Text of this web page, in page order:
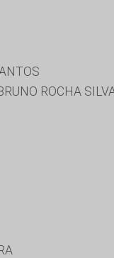
ROCHA